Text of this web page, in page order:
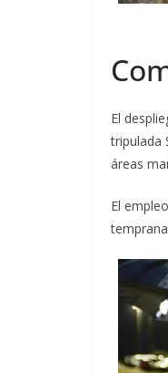
El
tripulada
áreas
El